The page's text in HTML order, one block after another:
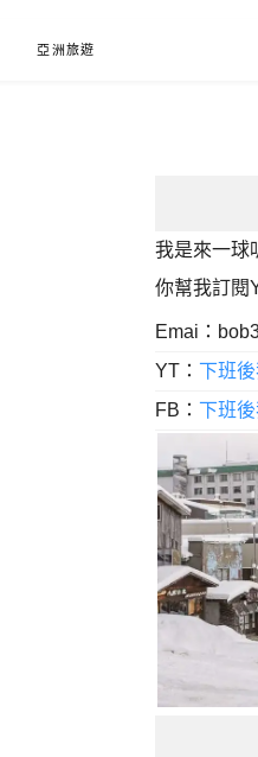
亞洲旅遊
我是來一球
你幫我訂閱
Emai：
YT：下班
FB：下班